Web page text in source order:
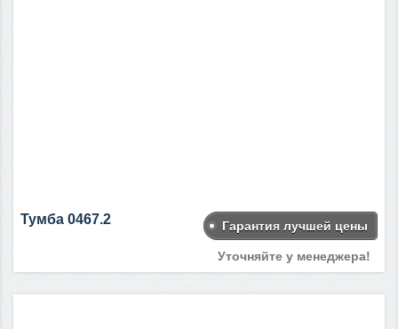
Тумба 0467.2 Гарантия лучшей цены
Уточняйте у менеджера!